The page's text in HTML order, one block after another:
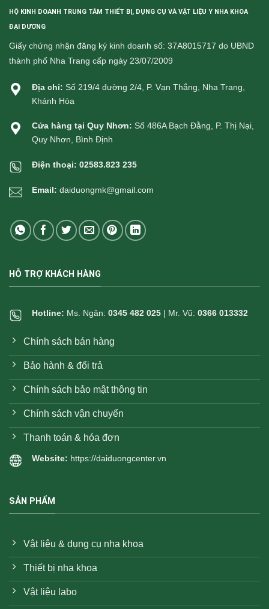
HỘ KINH DOANH TRUNG TÂM THIẾT BỊ, DỤNG CỤ VÀ VẬT LIỆU Y NHA KHOA
ĐẠI DƯƠNG
Giấy chứng nhận đăng ký kinh doanh số: 37A8015717 do UBND
thành phố Nha Trang cấp ngày 23/07/2009
Địa chỉ: Số 219/4 đường 2/4, P. Vạn Thắng, Nha Trang,
Khánh Hòa
Cửa hàng tại Quy Nhơn: Số 486A Bạch Đằng, P. Thị Nại,
Quy Nhơn, Bình Định
Điện thoại: 02583.823 235
Email: daiduongmk@gmail.com
HỖ TRỢ KHÁCH HÀNG
Hotline: Ms. Ngân: 0345 482 025 | Mr. Vũ: 0366 013332
Chính sách bán hàng
Bảo hành & đổi trả
Chính sách bảo mật thông tin
Chính sách vận chuyển
Thanh toán & hóa đơn
Website: https://daiduongcenter.vn
SẢN PHẨM
Vật liệu & dụng cụ nha khoa
Thiết bị nha khoa
Vật liệu labo